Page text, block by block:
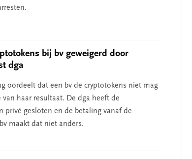
bij bv geweigerd door
dga
oordeelt dat een bv de cryptotokens niet mag
van haar resultaat. De dga heeft de
privé gesloten en de betaling vanaf de
maakt dat niet anders.